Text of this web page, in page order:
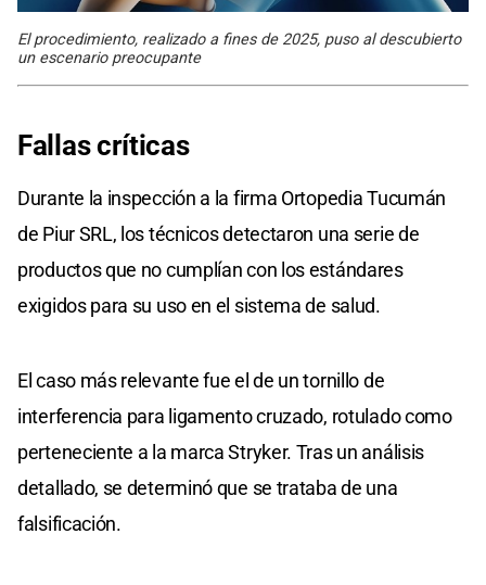
El procedimiento, realizado a fines de 2025, puso al descubierto
un escenario preocupante
Fallas críticas
Durante la inspección a la firma Ortopedia Tucumán
de Piur SRL, los técnicos detectaron una serie de
productos que no cumplían con los estándares
exigidos para su uso en el sistema de salud.
El caso más relevante fue el de un tornillo de
interferencia para ligamento cruzado, rotulado como
perteneciente a la marca Stryker. Tras un análisis
detallado, se determinó que se trataba de una
falsificación.